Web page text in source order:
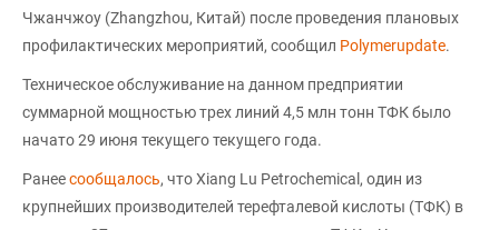
Чжанчжоу (Zhangzhou, Китай) после проведения плановых
профилактических мероприятий, сообщил Polymerupdate.
Техническое обслуживание на данном предприятии
суммарной мощностью трех линий 4,5 млн тонн ТФК было
начато 29 июня текущего текущего года.
Ранеесообщалось, что Xiang Lu Petrochemical, один из
крупнейших производителей терефталевой кислоты (ТФК) в